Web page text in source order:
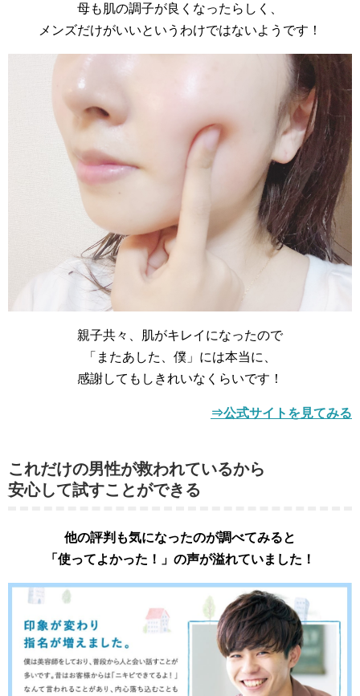
母も肌の調子が良くなったらしく、
メンズだけがいいというわけではないようです！
親子共々、肌がキレイになったので
「またあした、僕」には本当に、
感謝してもしきれいなくらいです！
⇒公式サイトを見てみる
これだけの男性が救われているから
安心して試すことができる
他の評判も気になったのが調べてみると
「使ってよかった！」の声が溢れていました！